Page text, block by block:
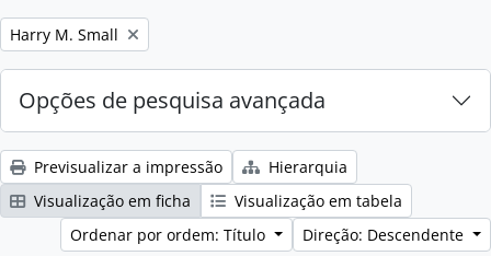
Remove filter:
Harry M. Small
Opções de pesquisa avançada
Previsualizar a impressão
Hierarquia
Visualização em ficha
Visualização em tabela
Ordenar por ordem: Título
Direção: Descendente